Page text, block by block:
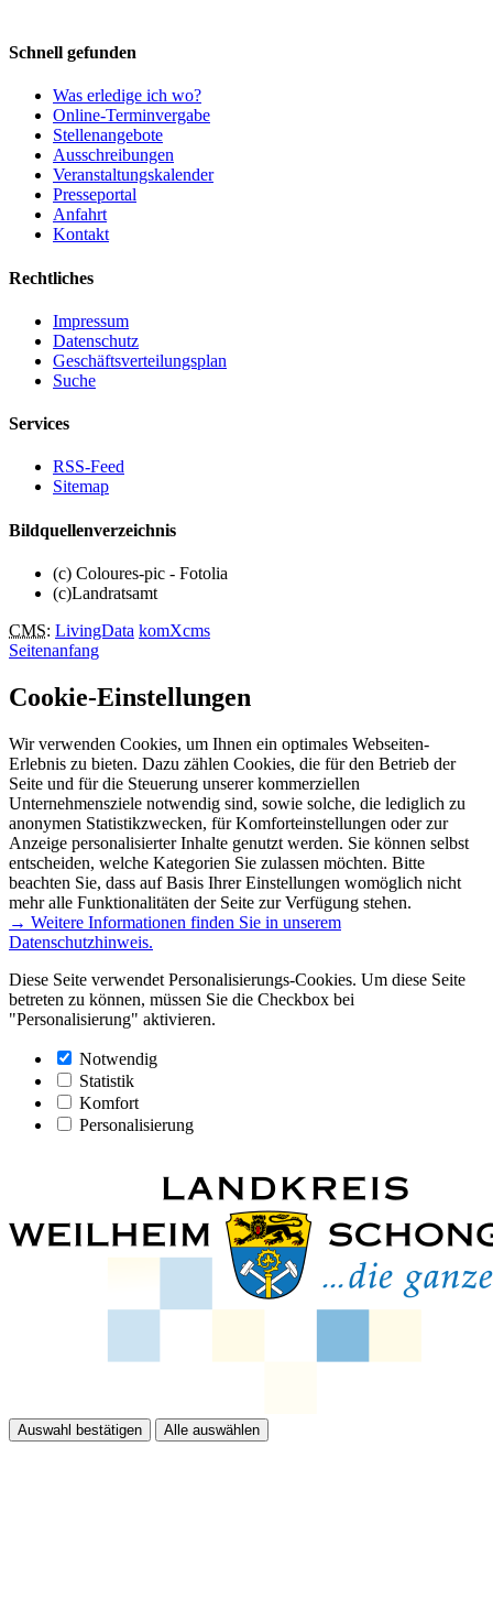
Schnell gefunden
Was erledige ich wo?
Online-Terminvergabe
Stellenangebote
Ausschreibungen
Veranstaltungskalender
Presseportal
Anfahrt
Kontakt
Rechtliches
Impressum
Datenschutz
Geschäftsverteilungsplan
Suche
Services
RSS-Feed
Sitemap
Bildquellenverzeichnis
(c) Coloures-pic - Fotolia
(c)Landratsamt
CMS: LivingData komXcms
Seitenanfang
Cookie-Einstellungen
Wir verwenden Cookies, um Ihnen ein optimales Webseiten-
Erlebnis zu bieten. Dazu zählen Cookies, die für den Betrieb der
Seite und für die Steuerung unserer kommerziellen
Unternehmensziele notwendig sind, sowie solche, die lediglich zu
anonymen Statistikzwecken, für Komforteinstellungen oder zur
Anzeige personalisierter Inhalte genutzt werden. Sie können selbst
entscheiden, welche Kategorien Sie zulassen möchten. Bitte
beachten Sie, dass auf Basis Ihrer Einstellungen womöglich nicht
mehr alle Funktionalitäten der Seite zur Verfügung stehen.
→ Weitere Informationen finden Sie in unserem
Datenschutzhinweis.
Diese Seite verwendet Personalisierungs-Cookies. Um diese Seite
betreten zu können, müssen Sie die Checkbox bei
"Personalisierung" aktivieren.
Notwendig
Statistik
Komfort
Personalisierung
Auswahl bestätigen Alle auswählen